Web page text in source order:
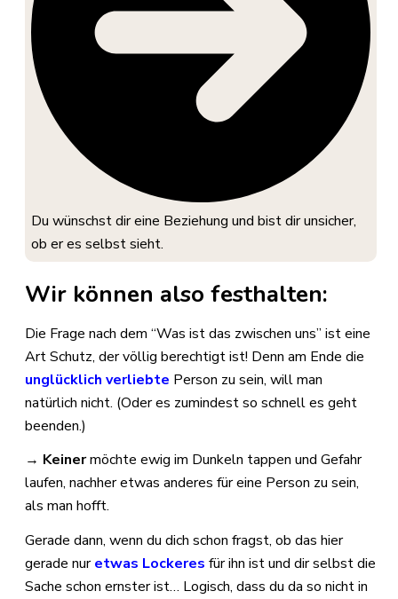
Du wünschst dir eine Beziehung und bist dir unsicher,
ob er es selbst sieht.
Wir können also festhalten:
Die Frage nach dem “Was ist das zwischen uns” ist eine
Art Schutz, der völlig berechtigt ist! Denn am Ende die
unglücklich verliebte Person zu sein, will man
natürlich nicht. (Oder es zumindest so schnell es geht
beenden.)
→ Keinermöchte ewig im Dunkeln tappen und Gefahr
laufen, nachher etwas anderes für eine Person zu sein,
als man hofft.
Gerade dann, wenn du dich schon fragst, ob das hier
gerade nuretwas Lockeres für ihn ist und dir selbst die
Sache schon ernster ist… Logisch, dass du da so nicht in